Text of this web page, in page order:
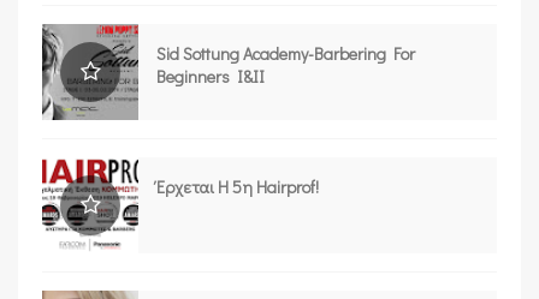
Sid Sottung Academy-Barbering For
Beginners I&II
Έρχεται Η 5η Hairprof!